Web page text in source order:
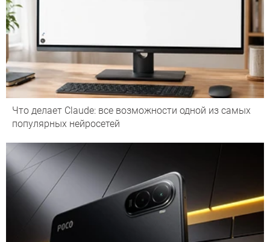
Что делает Сlaude: все возможности одной из самых
популярных нейросетей